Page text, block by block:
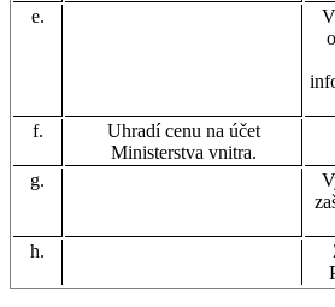
e.
f.
Uhradí cenu na účet
Ministerstva vnitra.
g.
h.